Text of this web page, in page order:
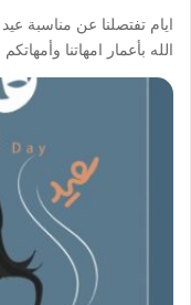
ايام تفتصلنا عن مناسبة
الله بأعمار امهاتنا